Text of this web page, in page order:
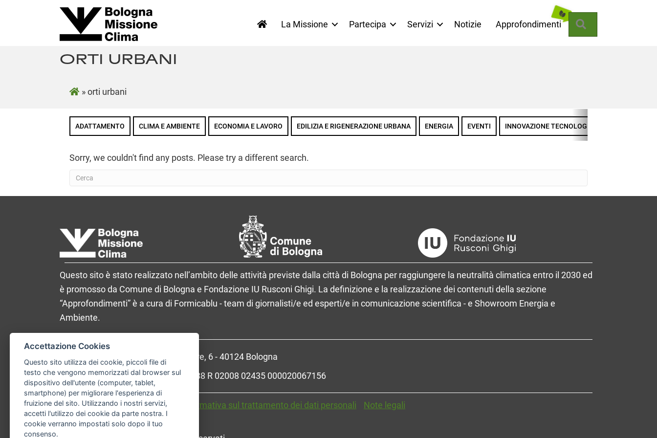
La Missione Partecipa Servizi Notizie Approfondimenti
ORTI URBANI
»orti urbani
ADATTAMENTO CLIMA E AMBIENTE ECONOMIA E LAVORO EDILIZIA E RIGENERAZIONE URBANA ENERGIA EVENTI INNOVAZIONE TECNOLOGICA
Sorry, we couldn't find any posts. Please try a different search.
Questo sito è stato realizzato nell’ambito delle attività previste dalla città di Bologna per raggiungere la neutralità climatica entro il 2030 ed
è promosso da Comune di Bologna e Fondazione IU Rusconi Ghigi. La definizione e la realizzazione dei contenuti della sezione
“Approfondimenti” è a cura di Formicablu - team di giornalisti/e ed esperti/e in comunicazione scientifica - e Showroom Energia e
Ambiente.
Comune di Bologna, Piazza Maggiore, 6 - 40124 Bologna
P.Iva: 01232710374 - Cod. IBAN: IT 88 R 02008 02435 000020067156
Accessibilità Carta dei valori Informativa sul trattamento dei dati personali Note legali
Accettazione Cookies
Questo sito utilizza dei cookie, piccoli file di
testo che vengono memorizzati dal browser sul
dispositivo dell'utente (computer, tablet,
smartphone) per migliorare l'esperienza di
fruizione del sito. Utilizzando i nostri servizi,
accetti l'utilizzo dei cookie da parte nostra. I
cookie verranno impostati solo dopo il tuo
consenso.